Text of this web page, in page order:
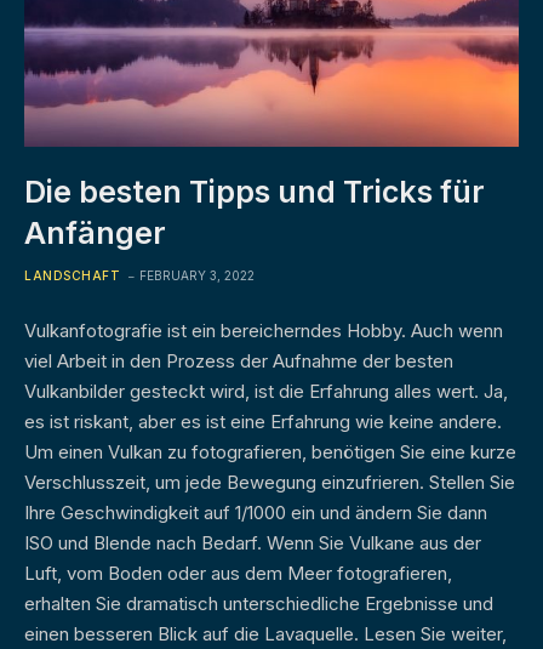
Die besten Tipps und Tricks für
Anfänger
LANDSCHAFT FEBRUARY 3, 2022
Vulkanfotografie ist ein bereicherndes Hobby. Auch wenn
viel Arbeit in den Prozess der Aufnahme der besten
Vulkanbilder gesteckt wird, ist die Erfahrung alles wert. Ja,
es ist riskant, aber es ist eine Erfahrung wie keine andere.
Um einen Vulkan zu fotografieren, benötigen Sie eine kurze
Verschlusszeit, um jede Bewegung einzufrieren. Stellen Sie
Ihre Geschwindigkeit auf 1/1000 ein und ändern Sie dann
ISO und Blende nach Bedarf. Wenn Sie Vulkane aus der
Luft, vom Boden oder aus dem Meer fotografieren,
erhalten Sie dramatisch unterschiedliche Ergebnisse und
einen besseren Blick auf die Lavaquelle. Lesen Sie weiter,